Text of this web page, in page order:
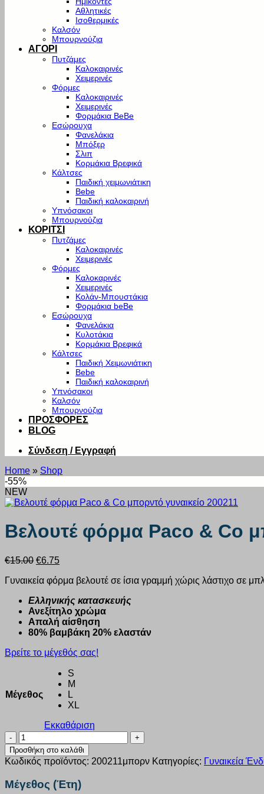
Αθλητικές
Ισοθερμικές
Καλσόν
Μπουρνούζια
ΑΓΟΡΙ
Πυτζάμες
Καλοκαιρινές
Χειμερινές
Φόρμες
Καλοκαιρινές
Χειμερινές
Φορμάκια BeBe
Εσώρουχα
Φανελάκια
Μπόξερ
Σλιπ
Κορμάκια Βρεφικά
Κάλτσες
Παιδική χειμωνιάτικη
Bebe
Παιδική καλοκαιρινή
Υπνόσακοι
Μπουρνούζια
ΚΟΡΙΤΣΙ
Πυτζάμες
Καλοκαιρινές
Χειμερινές
Φόρμες
Καλοκαρινές
Χειμερινές
Κολάν-Μπουστάκια
Φορμάκια beBe
Εσώρουχα
Φανελάκια
Κυλοτάκια
Κορμάκια Βρεφικά
Κάλτσες
Παιδική Χειμωνιάτικη
Bebe
Παιδική καλοκαιρινή
Υπνόσακοι
Καλσόν
Μπουρνούζια
ΠΡΟΣΦΟΡΕΣ
BLOG
Σύνδεση / Εγγραφή
Home » Shop
-55%
NEW
Βελουτέ φόρμα Paco & Co
€15.00 Original
was:
€6.75Η
τιμή
€6.75.
Γυναικεία φόρμα βελουτέ σε ίσια γραμμή χώρις λάστιχο σε
Ελληνικής κατασκευής
Ανεξίτηλο χρώμα
Απαλή αίσθηση
80% βαμβάκη 20% ελαστάν
Βρείτε το μέγεθός σας!
Μέγεθος
S
M
L
XL
Εκκαθάριση
Βελουτέ
φόρμα
Paco
&
μπορντό
Προσθήκη στο καλάθι
Κωδικός προϊόντος: 200211μπορν Κατηγορίες: Γυναικεία
Μέγεθος (Έτη)